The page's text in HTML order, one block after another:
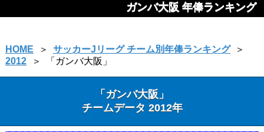
ガンバ大阪 年俸ランキング
HOME ＞ サッカーJリーグ チーム別年俸ランキング
＞
2012
＞ 「ガンバ大阪」
「ガンバ大阪」
チームデータ 2012年